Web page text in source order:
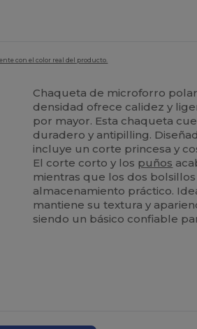
con el color real del producto.
Chaqueta de microforro
densidad ofrece calidez y
por mayor. Esta chaqueta
duradero y antipilling.
incluye un corte princesa y
El corte corto y los puños
mientras que los dos
almacenamiento práctico.
mantiene su textura y
siendo un básico confiable